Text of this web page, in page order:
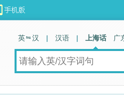
英 汉 | 汉语 | 上海话 广